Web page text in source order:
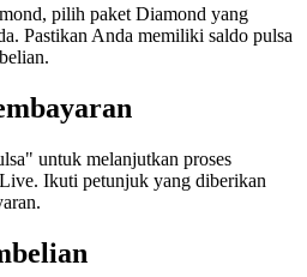
pilih paket Diamond yang
Pastikan Anda memiliki saldo pulsa
untuk melanjutkan proses
Ikuti petunjuk yang diberikan